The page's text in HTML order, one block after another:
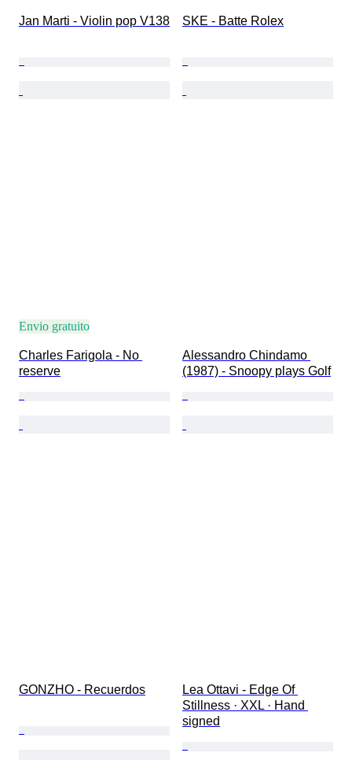
Jan Marti - Violin pop V138 SKE - Batte Rolex
Envio gratuito
Charles Farigola - No
reserve
Alessandro Chindamo
(1987) - Snoopy plays Golf
GONZHO - Recuerdos
Lea Ottavi - Edge Of
Stillness · XXL · Hand
signed